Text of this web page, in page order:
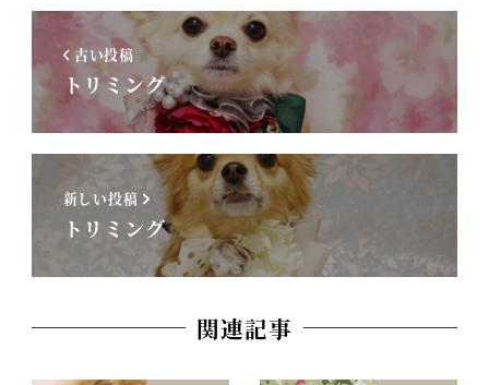
古い投稿
トリミング
新しい投稿
トリミング
関連記事